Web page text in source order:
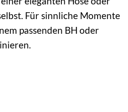
Für sinnliche Momente
passenden BH oder